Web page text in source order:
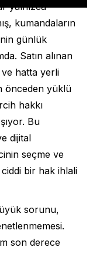
yalnızca
kumandaların
günlük
Satın alınan
hatta yerli
önceden yüklü
hakkı
Bu
dijital
seçme ve
bir hak ihlali
sorunu,
son derece